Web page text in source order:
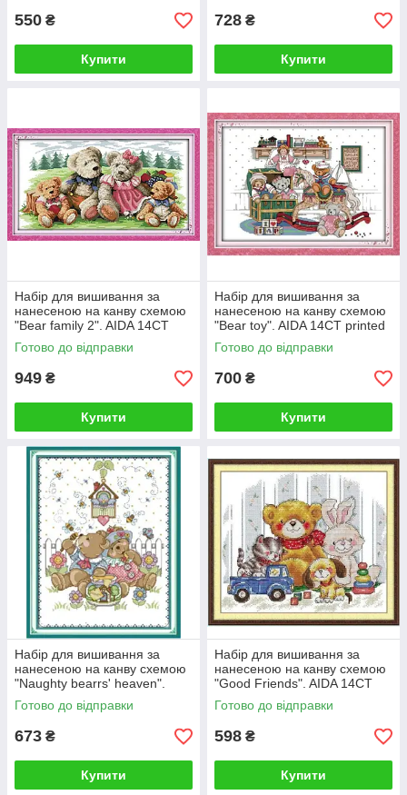
550 ₴
Купити
728 ₴
Купити
Набір для вишивання за
нанесеною на канву схемою
"Bear family 2". AIDA 14CT
printed 52*31 см
Готово до відправки
949 ₴
Купити
Набір для вишивання за
нанесеною на канву схемою
"Bear toy". AIDA 14CT printed
46*34 см
Готово до відправки
700 ₴
Купити
Набір для вишивання за
нанесеною на канву схемою
"Naughty bearrs' heaven".
AIDA 14CT printed , 41*51 см
Готово до відправки
673 ₴
Купити
Набір для вишивання за
нанесеною на канву схемою
"Good Friends". AIDA 14CT
printed 35*31 см
Готово до відправки
598 ₴
Купити